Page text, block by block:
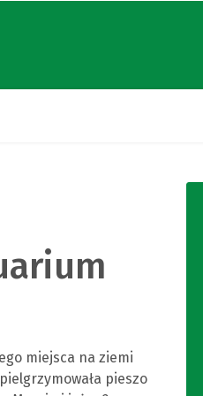
miejsca na ziemi
pieszo